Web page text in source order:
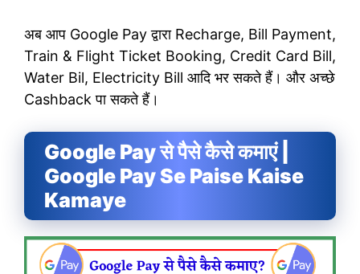
अब आप Google Pay द्वारा Recharge, Bill Payment,
Train & Flight Ticket Booking, Credit Card Bill,
Water Bil, Electricity Bill आदि भर सकते हैं। और अच्छे
Cashback पा सकते हैं।
Google Pay से पैसे कैसे कमाएं |
Google Pay Se Paise Kaise
Kamaye